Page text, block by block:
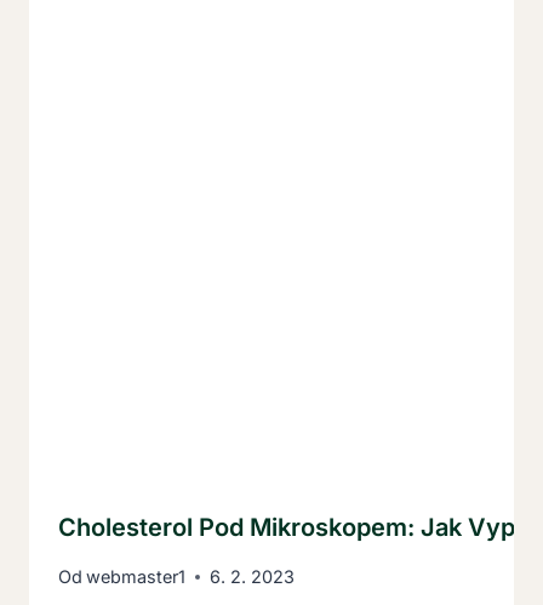
Cholesterol Pod Mikroskopem: Jak
Od webmaster1 6. 2. 2023